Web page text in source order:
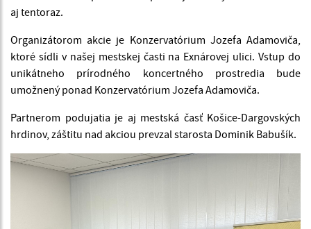
aj tentoraz.
Organizátorom akcie je Konzervatórium Jozefa Adamoviča,
ktoré sídli v našej mestskej časti na Exnárovej ulici. Vstup do
unikátneho prírodného koncertného prostredia bude
umožnený ponad Konzervatórium Jozefa Adamoviča.
Partnerom podujatia je aj mestská časť Košice-Dargovských
hrdinov, záštitu nad akciou prevzal starosta Dominik Babušík.